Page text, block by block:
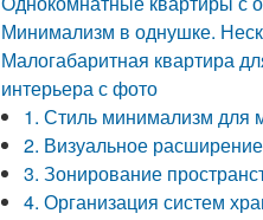
Минимализм в однушке.
Малогабаритная квартира
интерьера с фото
1. Стиль минимализм для
2. Визуальное
3. Зонирование
4. Организация систем